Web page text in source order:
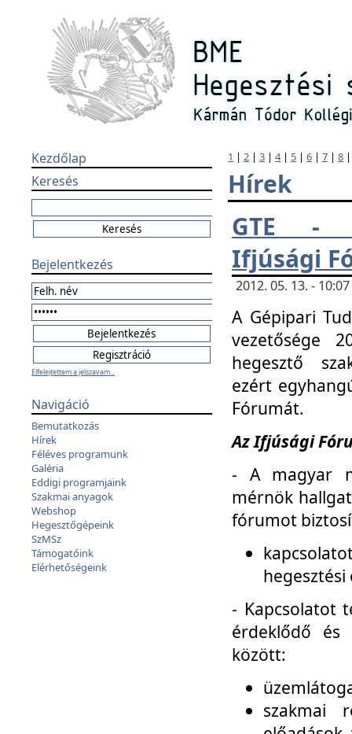
Kezdőlap
Keresés
Bejelentkezés
Elfelejtettem a jelszavam...
Navigáció
Bemutatkozás
Hírek
Féléves programunk
Galéria
Eddigi programjaink
Szakmai anyagok
Webshop
Hegesztőgépeink
SzMSz
Támogatóink
Elérhetőségeink
1 | 2 | 3 | 4| 5 | 6 | 7 | 8
Hírek
GTE -
Ifjúsági
2012. 05. 13. -
A Gépipari
vezetősége
hegesztő
ezért
Fórumát.
Az Ifjúsági
- A magyar
mérnök
fórumot
- Kapcsolatot
érdeklődő és
között:
szakmai